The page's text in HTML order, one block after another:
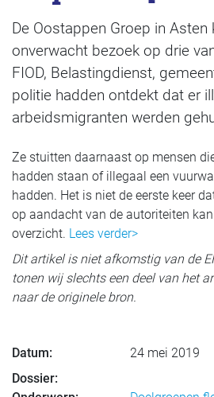
De Oostappen Groep in Asten
onverwacht bezoek op drie
FIOD, Belastingdienst,
politie hadden ontdekt dat er
arbeidsmigranten werden
Ze stuitten daarnaast op mensen
hadden staan of illegaal een
hadden. Het is niet de eerste keer
op aandacht van de autoriteiten kan
overzicht. Lees verder>
Dit artikel is niet afkomstig van de
tonen wij slechts een deel van het
naar de originele bron.
Datum:
24 mei 2019
Dossier: